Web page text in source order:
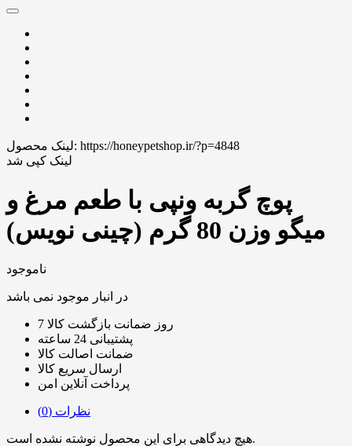
لینک محصول: https://honeypetshop.ir/?p=4848
لینک کپی شد
پوچ گربه ونپی با طعم مرغ و
میگو وزن 80 گرم (چینی نویس)
ناموجود
در انبار موجود نمی باشد
7 روز ضمانت بازگشت کالا
پشتیبانی 24 ساعته
ضمانت اصالت کالا
ارسال سریع کالا
پرداخت آنلاین امن
نظرات (0)
هیچ دیدگاهی برای این محصول نوشته نشده است.